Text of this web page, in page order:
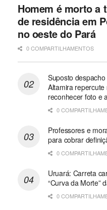
Homem é morto a
de residência em
no oeste do Pará
0 COMPARTILHAMENTOS
Suposto
Altamira
reconhecer foto e
0
Professores e
para cobrar
0
Uruará: Carreta
“Curva da Morte”
0